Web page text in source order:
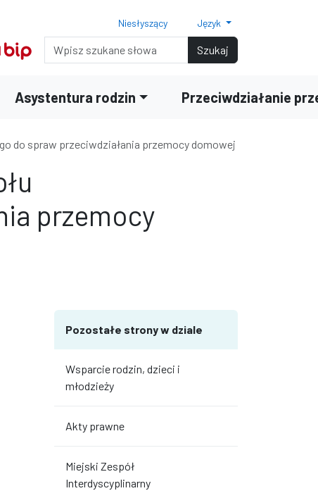
Normalny rozmiar czcionki
Rozmiar czcionki 150%
Rozmiar czcionki 200%
Niesłyszący Język
Wyszukiwarka Szukaj
Asystentura rodzin Przeciwdziałanie
do spraw przeciwdziałania przemocy domowej
przemocy
Pozostałe strony w dziale
Wsparcie rodzin, dzieci i
młodzieży
Akty prawne
Miejski Zespół
Interdyscyplinarny